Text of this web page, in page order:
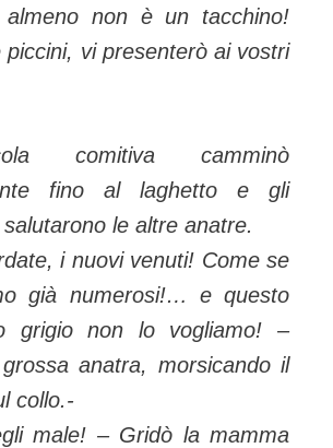
almeno non è un tacchino!
piccini, vi presenterò ai vostri
comitiva camminò
fino al laghetto e gli
le altre anatre.
i nuovi venuti! Come se
già numerosi!… e questo
grigio non lo vogliamo! –
anatra, morsicando il
collo.-
male! – Gridò la mamma